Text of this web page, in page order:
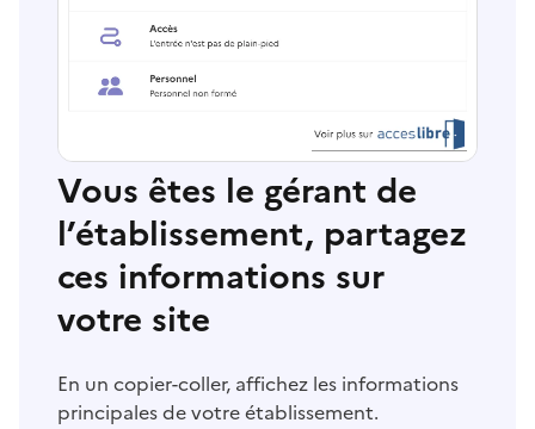
Vous êtes le gérant de
l’établissement, partagez
ces informations sur
votre site
En un copier-coller, affichez les informations
principales de votre établissement.